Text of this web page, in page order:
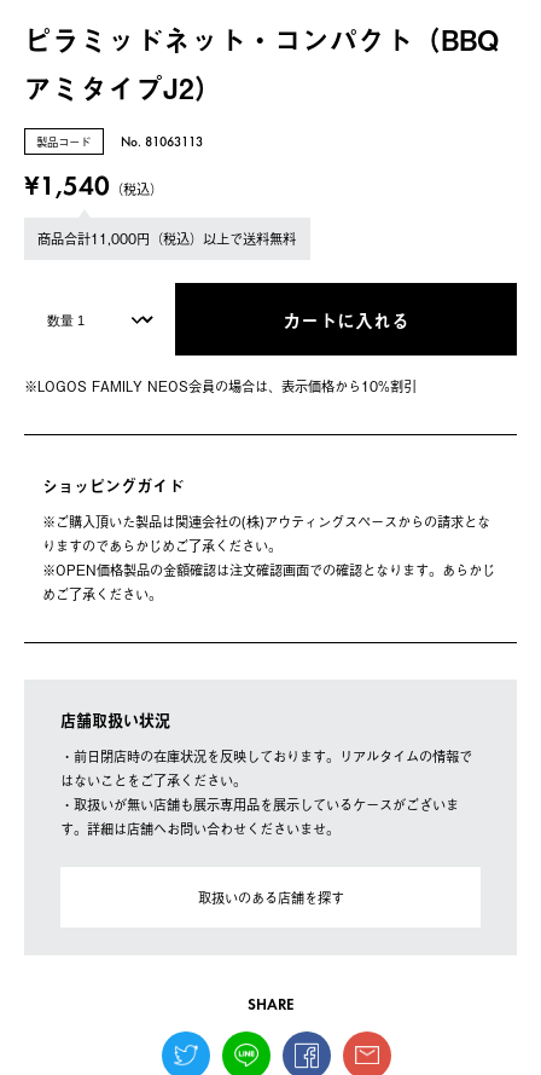
ピラミッドネット・コンパクト（BBQ
アミタイプJ2）
製品コード No. 81063113
¥1,540 （税込）
商品合計11,000円（税込）以上で送料無料
カートに入れる
※LOGOS FAMILY NEOS会員の場合は、表⽰価格から10%割引
ショッピングガイド
※ご購⼊頂いた製品は関連会社の(株)アウティングスペースからの請求とな
りますのであらかじめご了承ください。
※OPEN価格製品の⾦額確認は注⽂確認画⾯での確認となります。あらかじ
めご了承ください。
店舗取扱い状況
・前日閉店時の在庫状況を反映しております。リアルタイムの情報で
はないことをご了承ください。
・取扱いが無い店舗も展示専用品を展示しているケースがございま
す。詳細は店舗へお問い合わせくださいませ。
取扱いのある店舗を探す
SHARE